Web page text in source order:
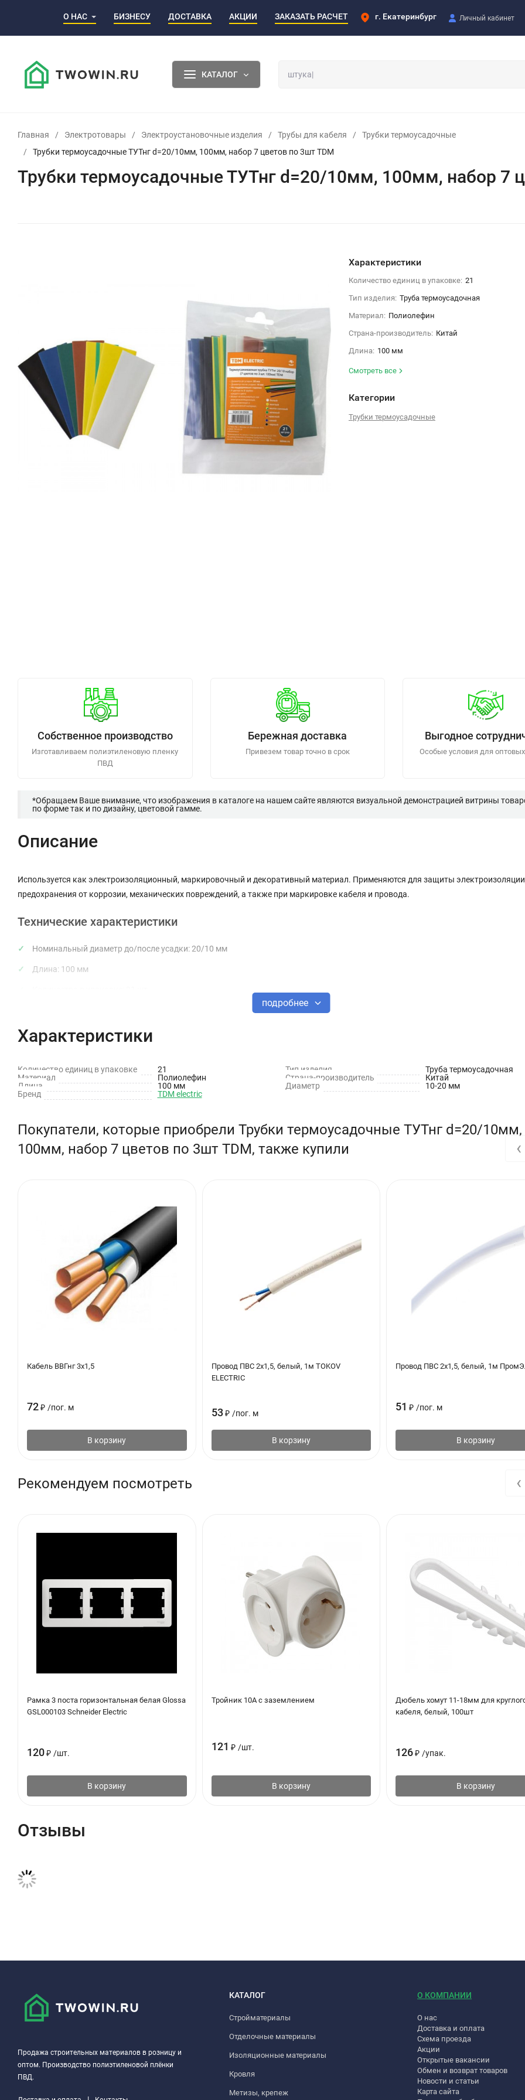
О НАС БИЗНЕСУ ДОСТАВКА АКЦИИ ЗАКАЗАТЬ РАСЧЕТ г. Екатеринбург Личный кабинет
КАТАЛОГ
Главная / Электротовары / Электроустановочные изделия / Трубы для кабеля /
Трубки термоусадочные
/
Трубки термоусадочные ТУТнг d=20/10мм, 100мм, набор 7 цветов по 3шт TDM
Трубки термоусадочные ТУТнг d=20/10мм, 100мм, набор 7
Характеристики
Количество единиц в упаковке: 21
Тип изделия: Труба термоусадочная
Материал: Полиолефин
Страна-производитель: Китай
Длина: 100 мм
Смотреть все
Категории
Трубки термоусадочные
Собственное производство
Изготавливаем полиэтиленовую пленку
ПВД
Бережная доставка
Привезем товар точно в срок
Выгодное
Особые условия для
*Обращаем Ваше внимание, что изображения в каталоге на нашем сайте являются визуальной демонстрацией витрины
по форме так и по дизайну, цветовой гамме.
Описание
Используется как электроизоляционный, маркировочный и декоративный материал. Применяются для защиты
предохранения от коррозии, механических повреждений, а также при маркировке кабеля и провода.
Технические характеристики
Номинальный диаметр до/после усадки: 20/10 мм
Длина: 100 мм
Материал: Полиолефин
Температура эксплуатации: От -55°С до +105°С
подробнее
Характеристики
Количество единиц в упаковке 21 Тип изделия
Труба термоусадочная
Материал
Полиолефин Страна-производитель
Китай
Длина
100 мм Диаметр
10-20 мм
Бренд
TDM electric
Покупатели, которые приобрели Трубки термоусадочные ТУТнг d=20/10мм,
100мм, набор 7 цветов по 3шт TDM, также купили
Кабель ВВГнг 3х1,5
72₽ /пог. м
В корзину
Провод ПВС 2х1,5, белый, 1м TOKOV
ELECTRIC
53 ₽ /пог. м
В корзину
Провод ПВС 2х1,5, белый, 1м
51 ₽ /пог. м
В корзину
‹
Рекомендуем посмотреть
Рамка 3 поста горизонтальная белая Glossa
GSL000103 Schneider Electric
120₽ /шт.
В корзину
Тройник 10А с заземлением
121 ₽ /шт.
В корзину
Дюбель хомут 11-18мм для
кабеля, белый, 100шт
126 ₽ /упак.
В корзину
‹
Отзывы
Продажа строительных материалов в розницу и
оптом. Производство полиэтиленовой плёнки
ПВД.
КАТАЛОГ
Стройматериалы
Отделочные материалы
Изоляционные материалы
Кровля
Метизы, крепеж
О КОМПАНИИ
О нас
Доставка и оплата
Схема проезда
Акции
Открытые вакансии
Обмен и возврат товаров
Новости и статьи
Карта сайта